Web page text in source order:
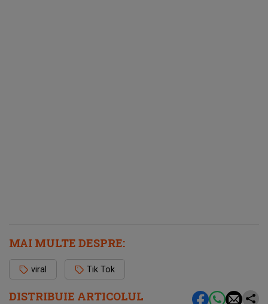
DISTRIBUIE ARTICOLUL
MAI MULTE DESPRE:
viral Tik Tok